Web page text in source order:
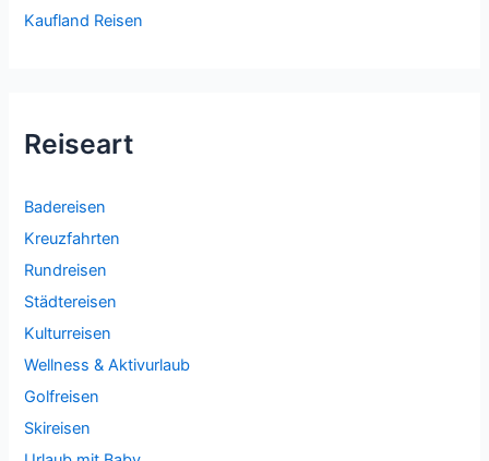
Kaufland Reisen
Reiseart
Badereisen
Kreuzfahrten
Rundreisen
Städtereisen
Kulturreisen
Wellness & Aktivurlaub
Golfreisen
Skireisen